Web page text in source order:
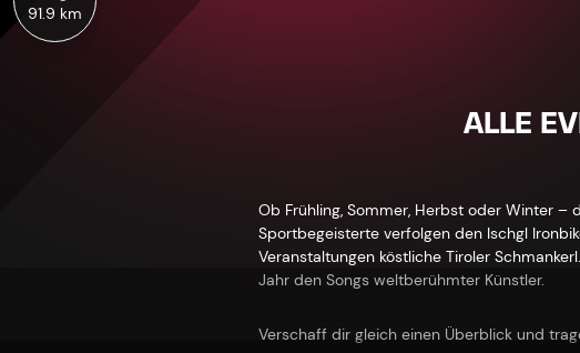
91.9 km
ALLE
Ob Frühling, Sommer, Herbst oder Winter –
Sportbegeisterte verfolgen den Ischgl
Veranstaltungen köstliche Tiroler
Jahr den Songs weltberühmter Künstler.
Verschaff dir gleich einen Überblick und